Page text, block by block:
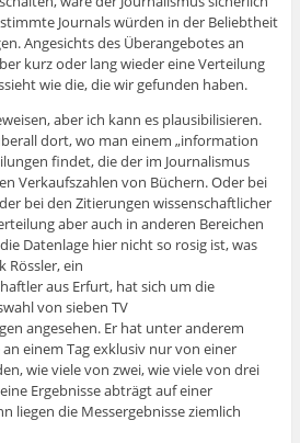
Journals würden in der Beliebtheit
Angesichts des Überangebotes an
kurz oder lang wieder eine Verteilung
wie die, die wir gefunden haben.
aber ich kann es plausibilisieren.
dort, wo man einem „information
findet, die der im Journalismus
Verkaufszahlen von Büchern. Oder bei
bei den Zitierungen wissenschaftlicher
aber auch in anderen Bereichen
Datenlage hier nicht so rosig ist, was
Rössler, ein
aus Erfurt, hat sich um die
von sieben TV
angesehen. Er hat unter anderem
einem Tag exklusiv nur von einer
wie viele von zwei, wie viele von drei
Ergebnisse abträgt auf einer
liegen die Messergebnisse ziemlich